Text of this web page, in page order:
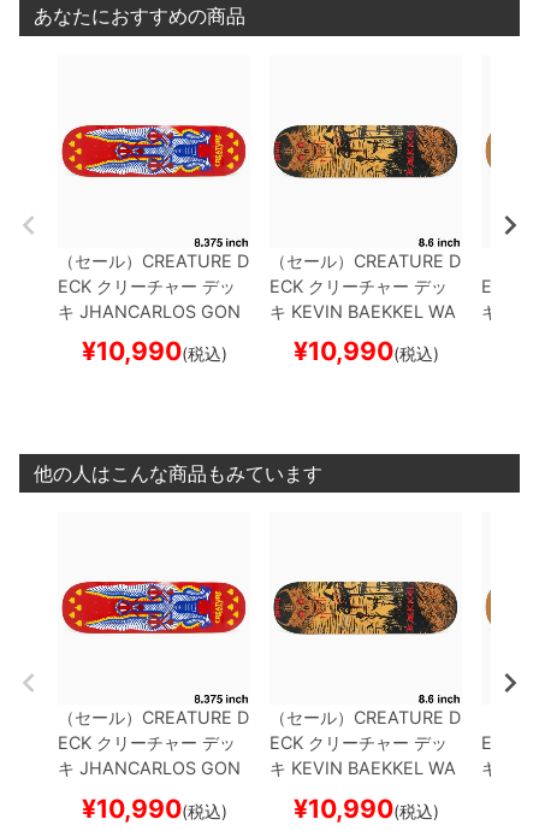
あなたにおすすめの商品
（セール） CREATURE D
ECK クリーチャー デッ
キ JHANCARLOS GON
ZALEZ（JHANKA）
AKES 8.375スケートボ
¥10,990(税込)
（セール） CREATURE D
ECK クリーチャー デッ
キ KEVIN BAEKKEL WA
STELAND 8.6 スケート
ボード スケボー
¥10,990(税込)
ECK
キ
他の人はこんな商品もみています
（セール） CREATURE D
ECK クリーチャー デッ
キ JHANCARLOS GON
AKES 8.375スケートボ
¥10,990(税込)
（セール） CREATURE D
ECK クリーチャー デッ
キ KEVIN BAEKKEL WA
ボード スケボー
¥10,990(税込)
ECK
キ